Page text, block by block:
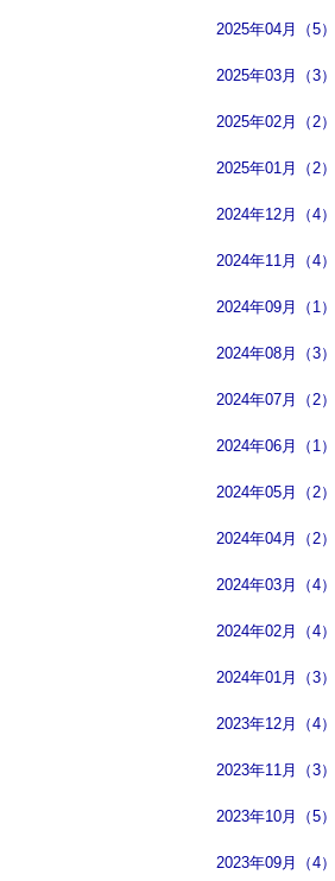
2025年04月（5）
2025年03月（3）
2025年02月（2）
2025年01月（2）
2024年12月（4）
2024年11月（4）
2024年09月（1）
2024年08月（3）
2024年07月（2）
2024年06月（1）
2024年05月（2）
2024年04月（2）
2024年03月（4）
2024年02月（4）
2024年01月（3）
2023年12月（4）
2023年11月（3）
2023年10月（5）
2023年09月（4）